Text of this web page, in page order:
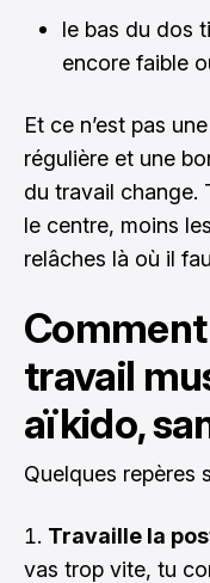
le bas du dos
encore faible
Et ce n’est pas
régulière et une
du travail change.
le centre, moins
relâches là où il
travail
aïkido,
Quelques repères
Travaille la
vas trop vite, tu